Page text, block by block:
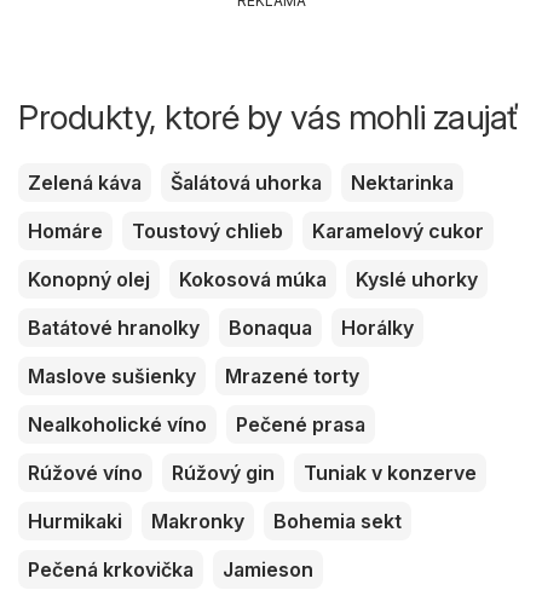
Produkty, ktoré by vás mohli zaujať
Zelená káva Šalátová uhorka
Nektarinka
Homáre
Toustový chlieb
Karamelový cukor
Konopný olej
Kokosová múka
Kyslé uhorky
Batátové hranolky
Bonaqua
Horálky
Maslove sušienky
Mrazené torty
Nealkoholické víno
Pečené prasa
Rúžové víno
Rúžový gin
Tuniak v konzerve
Hurmikaki
Makronky
Bohemia sekt
Pečená krkovička
Jamieson